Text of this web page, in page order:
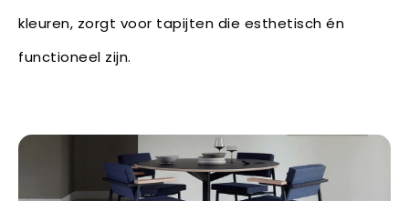
kleuren, zorgt voor tapijten die esthetisch én
functioneel zijn.